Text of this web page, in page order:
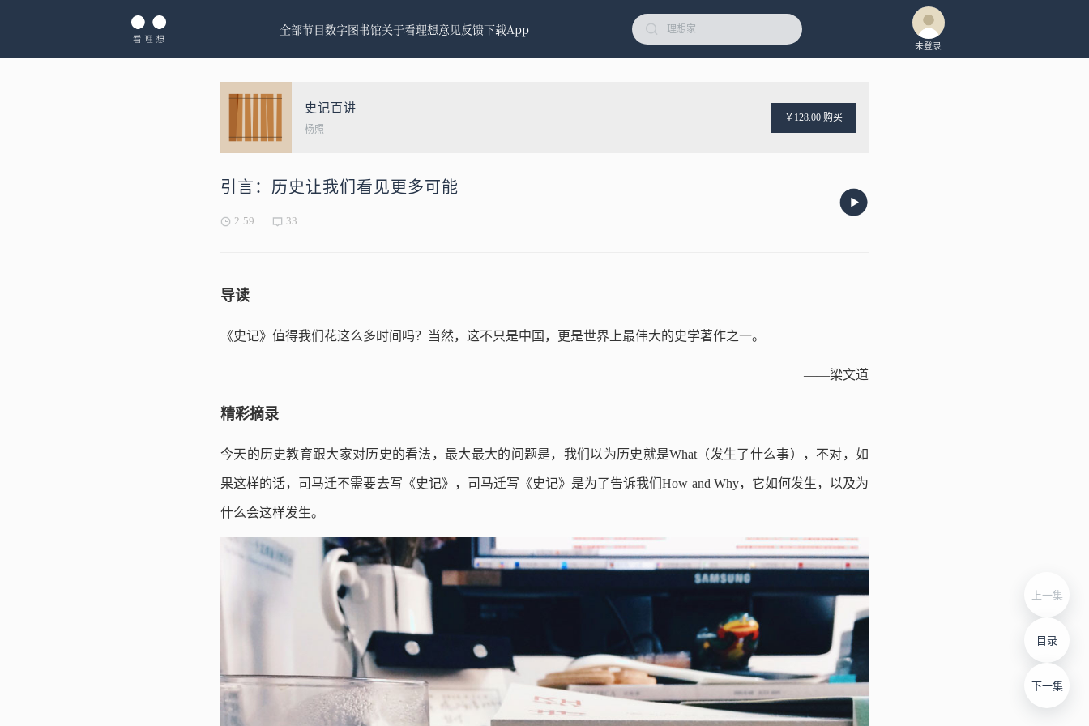
全部节目数字图书馆关于看理想意见反馈下载App
未登录
史记百讲
杨照
￥128.00 购买
引言：历史让我们看见更多可能
2:59 33
上一集
目录
下一集
导读
《史记》值得我们花这么多时间吗？当然，这不只是中国，更是世界上最伟大的史学著作之一。
——梁文道
精彩摘录
今天的历史教育跟大家对历史的看法，最大最大的问题是，我们以为历史就是What（发生了什么事），不对，如
果这样的话，司马迁不需要去写《史记》，司马迁写《史记》是为了告诉我们How and Why，它如何发生，以及为
什么会这样发生。